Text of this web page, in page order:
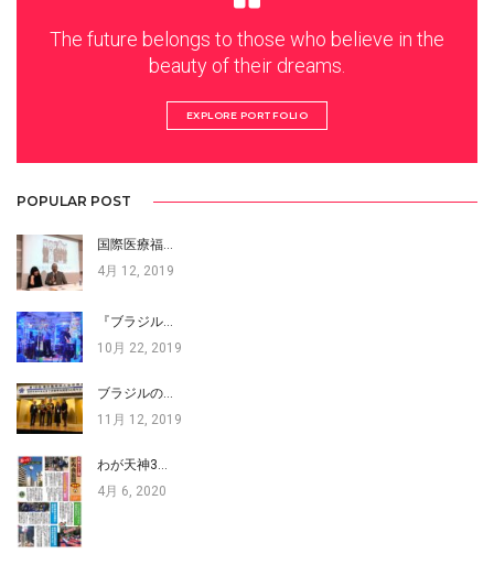
The future belongs to those who believe in the
beauty of their dreams.
EXPLORE PORTFOLIO
POPULAR POST
国際医療福…
4月 12, 2019
『ブラジル…
10月 22, 2019
ブラジルの…
11月 12, 2019
わが天神3…
4月 6, 2020